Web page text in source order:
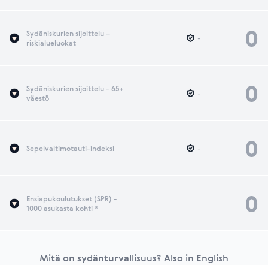
Sydäniskurien sijoittelu –
riskialueluokat
0
-
Sydäniskurien sijoittelu - 65+
väestö
0
-
Sepelvaltimotauti-indeksi 0
-
Ensiapukoulutukset (SPR) -
1000 asukasta kohti *
0
Mitä on sydänturvallisuus? Also in English